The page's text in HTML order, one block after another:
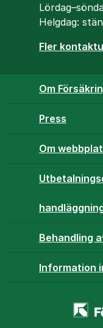
Helgdag:
Fler
Om
Press
Om
Behandling
Information